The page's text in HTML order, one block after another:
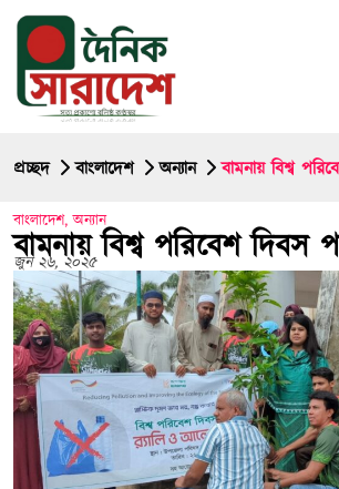
প্রচ্ছদ বাংলাদেশ অন্যান বামনায় বিশ্ব
বাংলাদেশ,অন্যান
বামনায় বিশ্ব পরিবেশ দিবস
জুন ২৬, ২০২৫